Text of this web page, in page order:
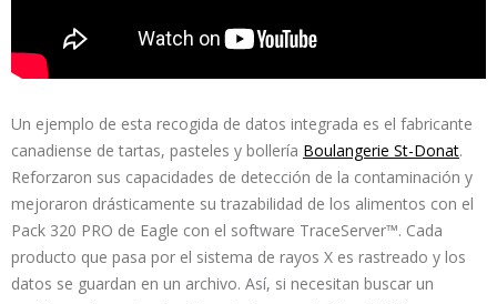
Un ejemplo de esta recogida de datos integrada es el fabricante
canadiense de tartas, pasteles y bollería Boulangerie St-Donat.
Reforzaron sus capacidades de detección de la contaminación y
mejoraron drásticamente su trazabilidad de los alimentos con el
Pack 320 PRO de Eagle con el software TraceServer™. Cada
producto que pasa por el sistema de rayos X es rastreado y los
datos se guardan en un archivo. Así, si necesitan buscar un